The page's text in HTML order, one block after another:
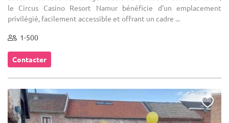
le Circus Casino Resort Namur bénéficie d'un emplacement
privilégié, facilement accessible et offrant un cadre ...
1-500
Contacter